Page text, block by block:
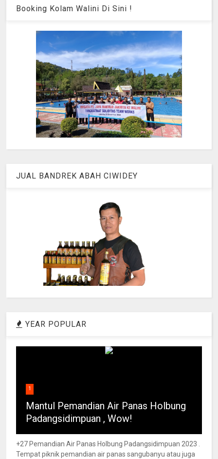
Booking Kolam Walini Di Sini !
JUAL BANDREK ABAH CIWIDEY
YEAR POPULAR
1
Mantul Pemandian Air Panas Holbung
Padangsidimpuan , Wow!
+27 Pemandian Air Panas Holbung Padangsidimpuan 2023 .
Tempat piknik pemandian air panas sangubanyu atau juga